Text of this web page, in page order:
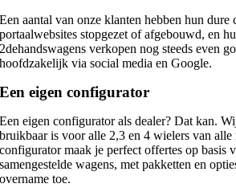
Een aantal van onze klanten hebben hun dure
portaalwebsites stopgezet of afgebouwd, en
2dehandswagens verkopen nog steeds even
hoofdzakelijk via social media en Google.
Een eigen configurator
Een eigen configurator als dealer? Dat kan.
bruikbaar is voor alle 2,3 en 4 wielers van alle
configurator maak je perfect offertes op basis
samengestelde wagens, met pakketten en
overname toe.